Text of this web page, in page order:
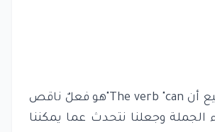
الفعل يستطيع أن The verb "can"هو فعلٌ ناقص
الجملة وجعلنا نتحدث عما يمكننا